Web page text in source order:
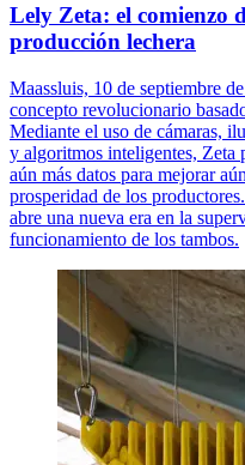
Lely Zeta: el comienzo
producción lechera
Maassluis, 10 de septiembre
concepto revolucionario
Mediante el uso de cámaras,
y algoritmos inteligentes, Zeta
aún más datos para mejorar
prosperidad de los
abre una nueva era en la
funcionamiento de los tambos.